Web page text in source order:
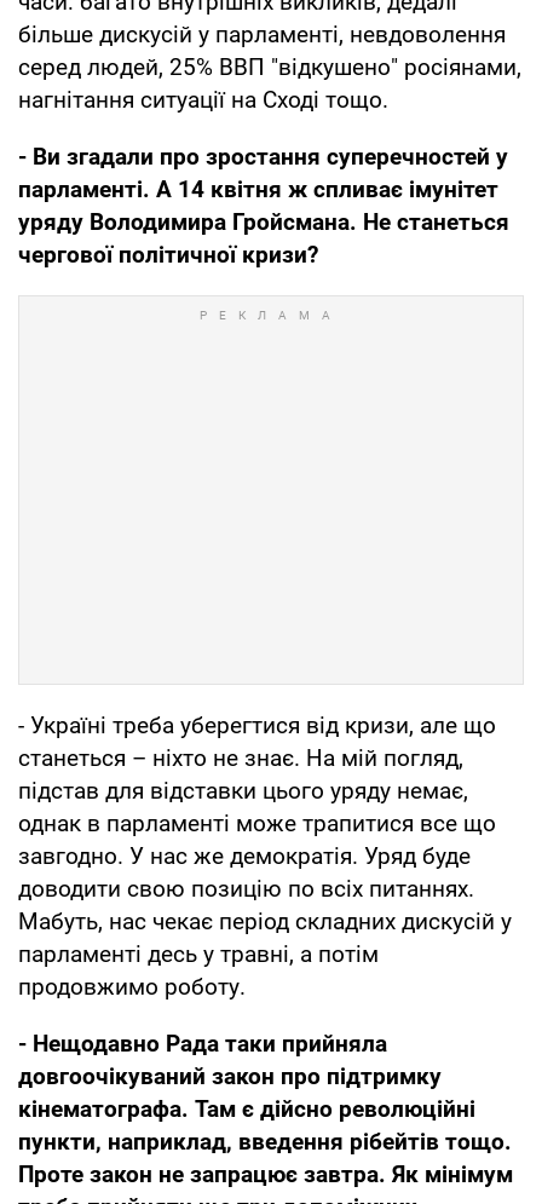
більше дискусій у парламенті, невдоволення
серед людей, 25% ВВП "відкушено" росіянами,
нагнітання ситуації на Сході тощо.
- Ви згадали про зростання суперечностей у
парламенті. А 14 квітня ж спливає імунітет
уряду Володимира Гройсмана. Не станеться
чергової політичної кризи?
- Україні треба уберегтися від кризи, але що
станеться – ніхто не знає. На мій погляд,
підстав для відставки цього уряду немає,
однак в парламенті може трапитися все що
завгодно. У нас же демократія. Уряд буде
доводити свою позицію по всіх питаннях.
Мабуть, нас чекає період складних дискусій у
парламенті десь у травні, а потім
продовжимо роботу.
- Нещодавно Рада таки прийняла
довгоочікуваний закон про підтримку
кінематографа. Там є дійсно революційні
пункти, наприклад, введення рібейтів тощо.
Проте закон не запрацює завтра. Як мінімум